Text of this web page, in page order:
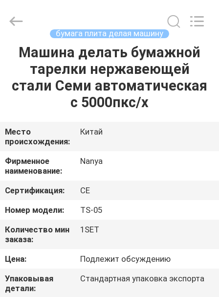
ДОМ
ПРОДУКТЫ
VR
ШОУ
О
НАС
ПУТЕШЕСТВИЕ
ФАБРИКИ
Equipment
Reserved.
бумага плита делая машину
Машина делать бумажной
тарелки нержавеющей
стали Семи автоматическая
с 5000пкс/х
Место
происхождения:
Китай
Фирменное
наименование:
Nanya
Сертификация:
CE
Номер модели:
TS-05
Количество мин
заказа:
1SET
Цена:
Подлежит обсуждению
Упаковывая
детали:
Стандартная упаковка экспорта